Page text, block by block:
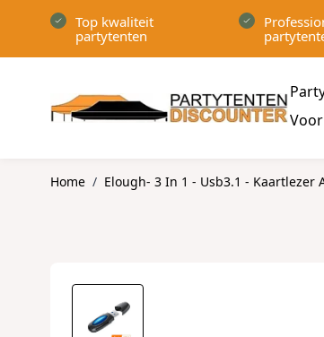
Top kwaliteit
partytenten
Home / Elough- 3 In 1 - Usb3.1 - Kaartlezer